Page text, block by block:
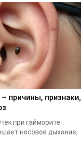
причины, признаки,
при гайморите
носовое дыхание,